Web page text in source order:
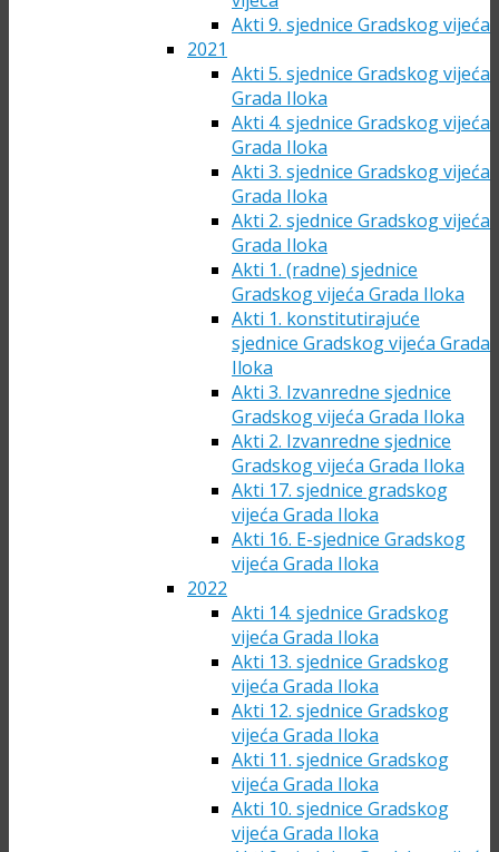
Akti 9. sjednice Gradskog vijeća
2021
Akti 5. sjednice Gradskog vijeća
Grada Iloka
Akti 4. sjednice Gradskog vijeća
Grada Iloka
Akti 3. sjednice Gradskog vijeća
Grada Iloka
Akti 2. sjednice Gradskog vijeća
Grada Iloka
Akti 1. (radne) sjednice
Gradskog vijeća Grada Iloka
Akti 1. konstitutirajuće
sjednice Gradskog vijeća Grada
Iloka
Akti 3. Izvanredne sjednice
Gradskog vijeća Grada Iloka
Akti 2. Izvanredne sjednice
Gradskog vijeća Grada Iloka
Akti 17. sjednice gradskog
vijeća Grada Iloka
Akti 16. E-sjednice Gradskog
vijeća Grada Iloka
2022
Akti 14. sjednice Gradskog
vijeća Grada Iloka
Akti 13. sjednice Gradskog
vijeća Grada Iloka
Akti 12. sjednice Gradskog
vijeća Grada Iloka
Akti 11. sjednice Gradskog
vijeća Grada Iloka
Akti 10. sjednice Gradskog
vijeća Grada Iloka